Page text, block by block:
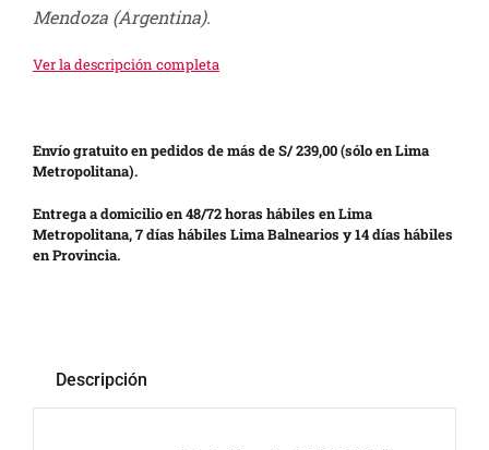
Mendoza (Argentina).
Ver la descripción completa
Envío gratuito en pedidos de más de S/ 239,00 (sólo en Lima
Metropolitana).
Entrega a domicilio en 48/72 horas hábiles en Lima
Metropolitana, 7 días hábiles Lima Balnearios y 14 días hábiles
en Provincia.
Descripción